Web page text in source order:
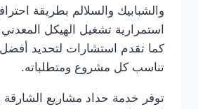
والشبابيك والسلالم بطريقة
استمرارية تشغيل الهيكل
كما تقدم استشارات لتحديد
تناسب كل مشروع ومتطلباته.
توفر خدمة حداد مشاريع الشارقة